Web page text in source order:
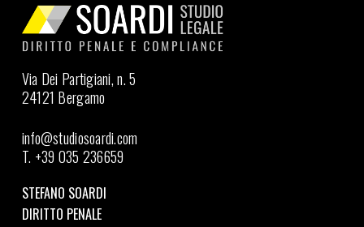
Via Dei Partigiani, n. 5
24121 Bergamo
info@studiosoardi.com
T. +39 035 236659
STEFANO SOARDI
DIRITTO PENALE